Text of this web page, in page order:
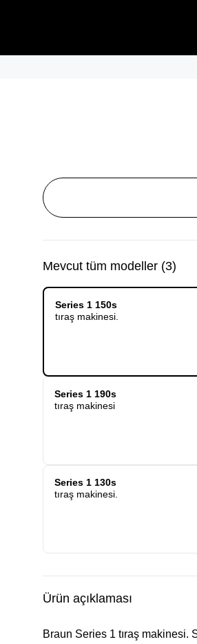
Mevcut tüm modeller(3)
Series 1 150s
tıraş makinesi.
Series 1 190s
tıraş makinesi
Series 1 130s
tıraş makinesi.
Ürün açıklaması
Braun Series 1 tıraş makinesi.